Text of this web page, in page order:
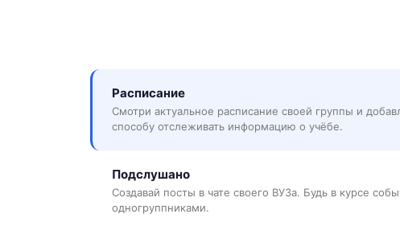
Расписание
Смотри актуальное расписание своей группы и
способу отслеживать информацию о учёбе.
Подслушано
Создавай посты в чате своего ВУЗа. Будь в курсе
одногруппниками.